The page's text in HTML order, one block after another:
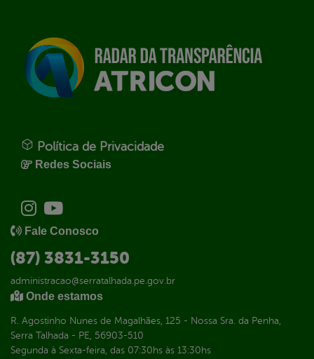
Política de Privacidade
Redes Sociais
Fale Conosco
(87) 3831-3150
administracao@serratalhada.pe.gov.br
Onde estamos
R. Agostinho Nunes de Magalhães, 125 - Nossa Sra. da Penha,
Serra Talhada - PE, 56903-510
Segunda à Sexta-feira, das 07:30hs às 13:30hs